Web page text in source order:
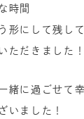
時間
形にして残し
ただきました！
緒に過ごせて
いました！